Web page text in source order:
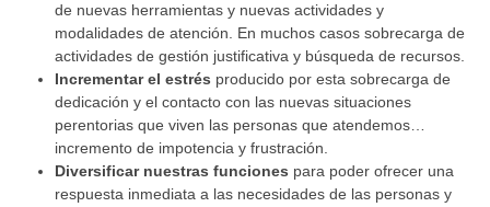
de nuevas herramientas y nuevas actividades y
modalidades de atención. En muchos casos sobrecarga de
actividades de gestión justificativa y búsqueda de recursos.
Incrementar el estrés producido por esta sobrecarga de
dedicación y el contacto con las nuevas situaciones
perentorias que viven las personas que atendemos…
incremento de impotencia y frustración.
Diversificar nuestras funciones para poder ofrecer una
respuesta inmediata a las necesidades de las personas y